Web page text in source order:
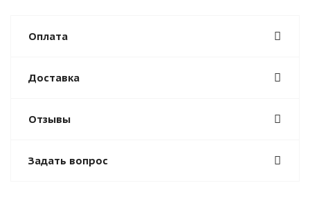
Оплата
Доставка
Отзывы
Задать вопрос